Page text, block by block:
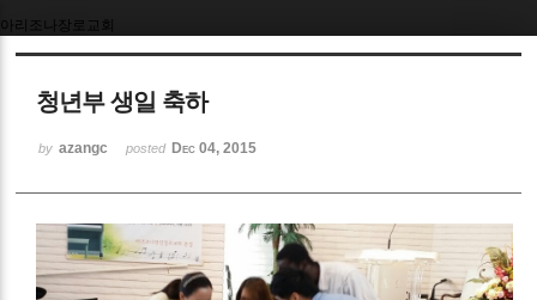
아리조나장로교회
청년부 생일 축하
by azangc posted Dec 04, 2015
Sketchbook5, 스케치북5
Sketchbook5, 스케치북5